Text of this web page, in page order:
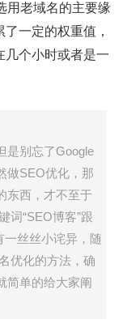
用老域名的主要缘
一定的权重值，
几个小时或者是一
是别忘了Google
做SEO优化，那
东西，才不至于
词“SEO博客”跟
一丝丝小诧异，随
优化的方法，确
简单的给大家阐